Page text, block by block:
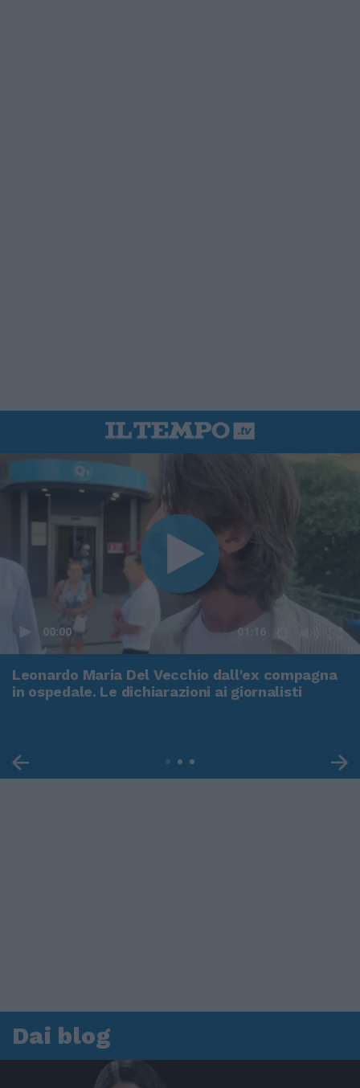
00:00 01:16
Leonardo Maria Del Vecchio dall'ex compagna
in ospedale. Le dichiarazioni ai giornalisti
Dai blog